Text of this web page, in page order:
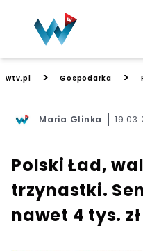
wtv.pl > Gospodarka >
Maria Glinka
Polski Ład,
trzynastki.
nawet 4 tys. zł